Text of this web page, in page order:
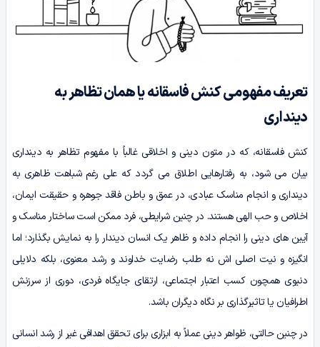
تعریف مفهومی کنش فاسقانه یا همان تظاهر به
دینداری
کنش فاسقانه، که در متون دینی و اخلاقی غالباً با مفهوم تظاهر به دینداری
بیان می شود، به رفتارهایی اطلاق می گردد که علی رغم شباهت ظاهری به
دینداری و انجام مناسک عبادی، در عمق و باطن فاقد جوهره و حقیقت ایمان،
اخلاص و حب الهی هستند. در چنین شرایطی، فرد ممکن است ساختار مناسک و
آیین های دینی را انجام داده و ظاهر یک انسان دیندار را به نمایش بگذارد؛ اما
انگیزه و نیت اصلی اش نه طلب رضایت خداوند و رشد معنوی، بلکه دلایلی
دنیوی همچون کسب اعتبار اجتماعی، ارتقای جایگاه فردی، دوری از سرزنش
اطرافیان یا تاثیرگذاری بر نگاه دیگران باشد.
در چنین حالتی، ظواهر دینی عملاً به ابزاری برای تحقق اهدافی غیر از رشد انسانی